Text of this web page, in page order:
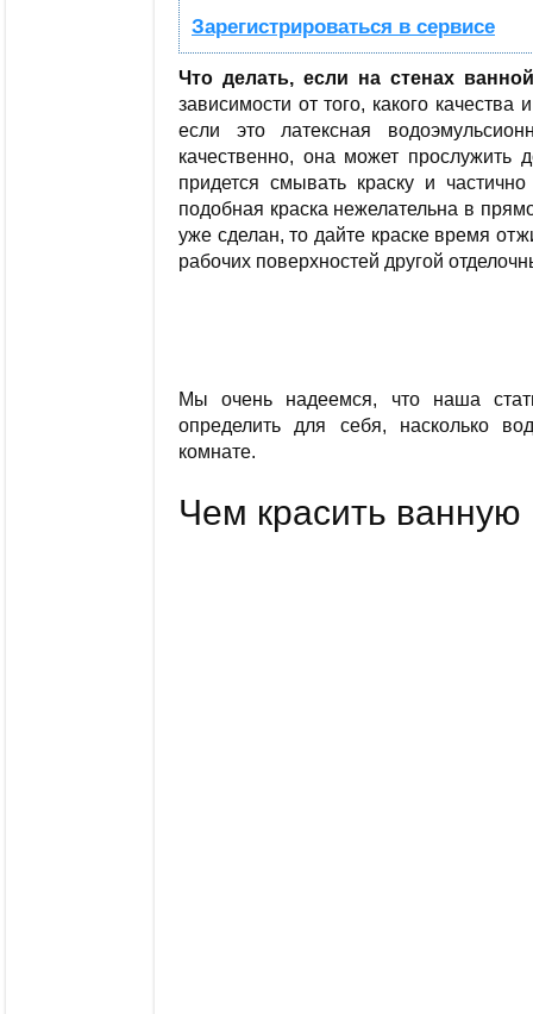
Зарегистрироваться в сервисе
Что делать, если на стенах
зависимости от того, какого
если это латексная
качественно, она может
придется смывать краску и
подобная краска нежелательна в
уже сделан, то дайте краске время
рабочих поверхностей другой
Мы очень надеемся, что наша
определить для себя, насколько
комнате.
Чем красить ванную